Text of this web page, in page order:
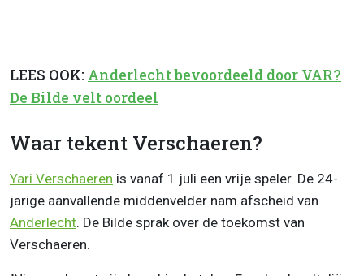
LEES OOK: Anderlecht bevoordeeld door VAR?
De Bilde velt oordeel
Waar tekent Verschaeren?
Yari Verschaeren is vanaf 1 juli een vrije speler. De 24-
jarige aanvallende middenvelder nam afscheid van
Anderlecht. De Bilde sprak over de toekomst van
Verschaeren.